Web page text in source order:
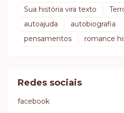
Sua história vira texto
autoajuda
autobiografia
pensamentos
romance
Redes sociais
facebook